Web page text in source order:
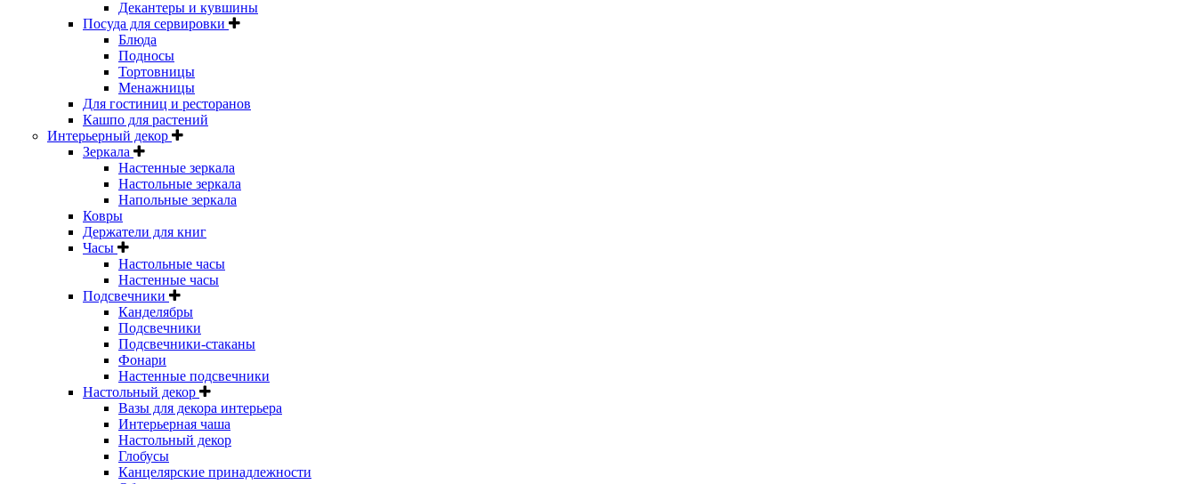
Декантеры и кувшины
Посуда для сервировки
Блюда
Подносы
Тортовницы
Менажницы
Для гостиниц и ресторанов
Кашпо для растений
Интерьерный декор
Зеркала
Настенные зеркала
Настольные зеркала
Напольные зеркала
Ковры
Держатели для книг
Часы
Настольные часы
Настенные часы
Подсвечники
Канделябры
Подсвечники
Подсвечники-стаканы
Фонари
Настенные подсвечники
Настольный декор
Вазы для декора интерьера
Интерьерная чаша
Настольный декор
Глобусы
Канцелярские принадлежности